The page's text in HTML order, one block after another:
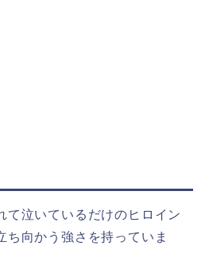
て泣いているだけのヒロイン
ち向かう強さを持っていま